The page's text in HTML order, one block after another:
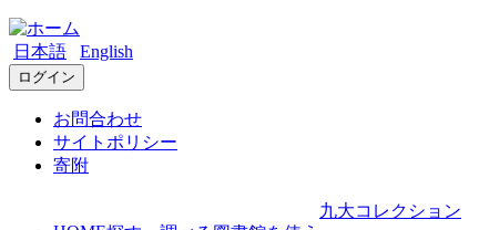
日本語 English
ログイン
お問合わせ
サイトポリシー
寄附
九大コレクション